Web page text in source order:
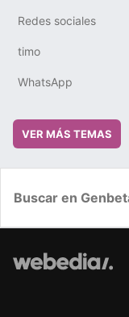
Redes sociales
timo
WhatsApp
VER MÁS TEMAS